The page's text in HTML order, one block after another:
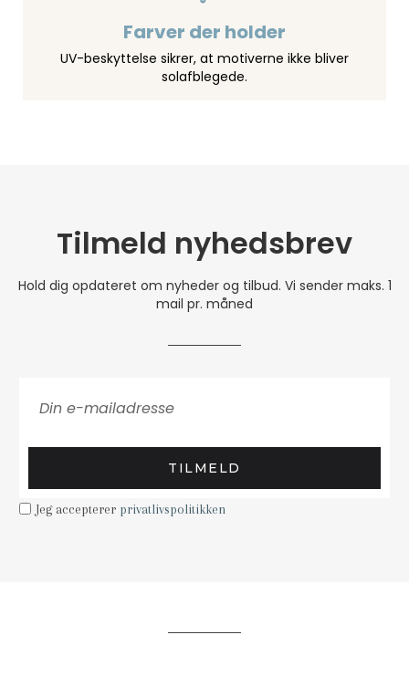
Farver der holder
UV-beskyttelse sikrer, at motiverne ikke bliver
solafblegede.
Tilmeld nyhedsbrev
Hold dig opdateret om nyheder og tilbud. Vi sender maks. 1
mail pr. måned
TILMELD
Jeg accepterer privatlivspolitikken